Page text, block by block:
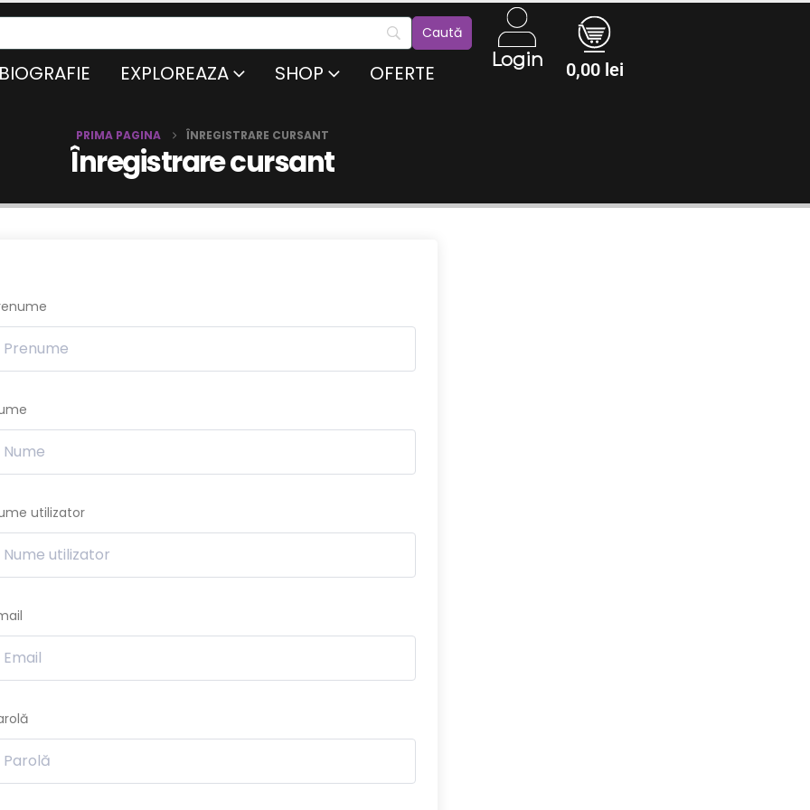
BIOGRAFIE EXPLOREAZA SHOP OFERTE
Login 0,00 lei
PRIMA PAGINA ÎNREGISTRARE CURSANT
Înregistrare cursant
utilizator